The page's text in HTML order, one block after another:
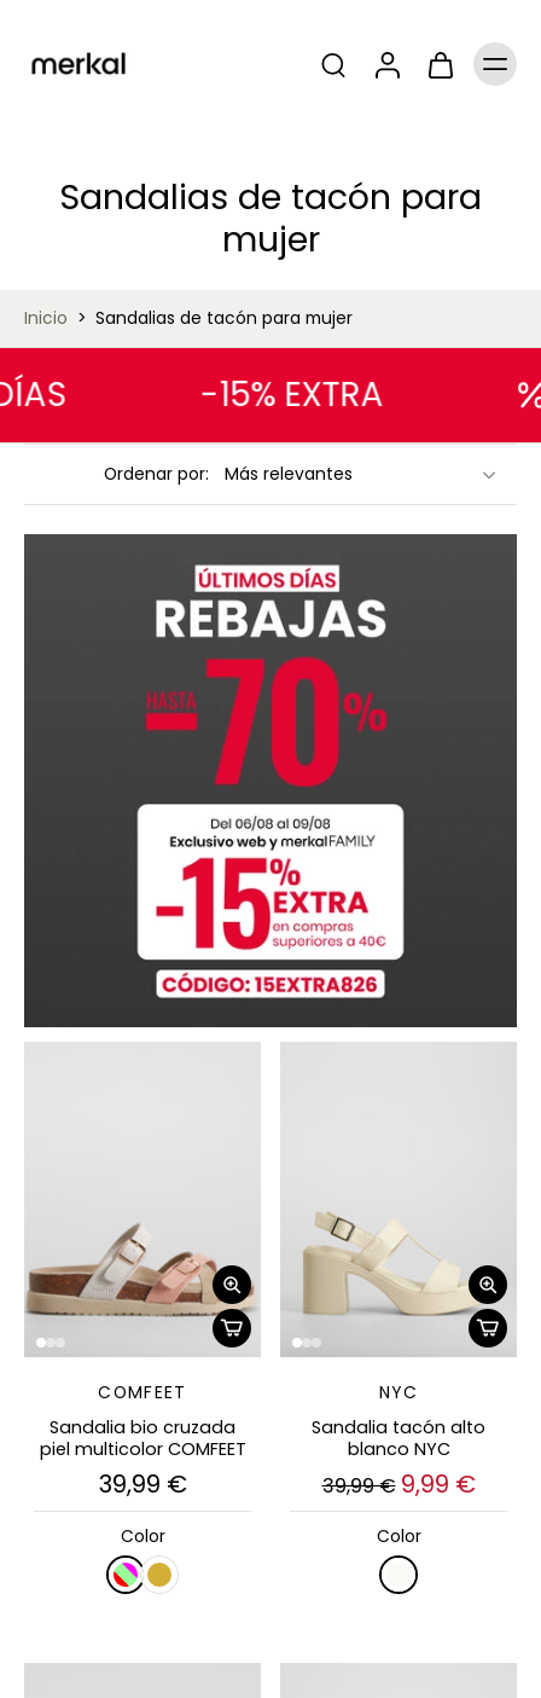
Sandalias de tacón para
mujer
Inicio > Sandalias de tacón para mujer
-15% EXTRA
Ordenar por:
COMFEET
Sandalia bio cruzada
piel multicolor COMFEET
39,99 €
Color
NYC
Sandalia tacón alto
blanco NYC
39,99 € 9,99 €
Color